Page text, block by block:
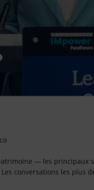
— les principaux
conversations les plus